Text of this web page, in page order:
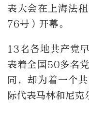
表大会在上海法
76号）开幕。
13名各地共产党
表着全国50多名
同，却为着一个
际代表马林和尼克